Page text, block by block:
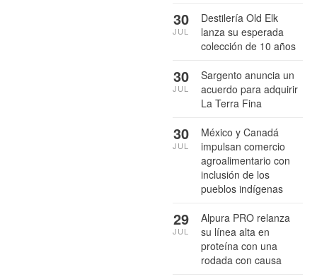
Destilería Old Elk
lanza su esperada
colección de 10 años
30
JUL
Sargento anuncia un
acuerdo para adquirir
La Terra Fina
30
JUL
México y Canadá
impulsan comercio
agroalimentario con
inclusión de los
pueblos indígenas
30
JUL
Alpura PRO relanza
su línea alta en
proteína con una
rodada con causa
29
JUL